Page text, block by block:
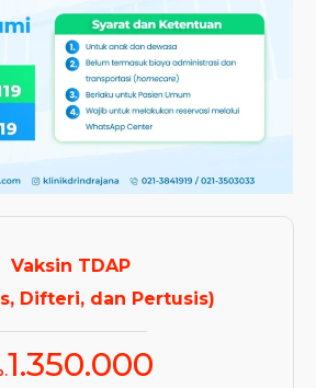
Vaksin TDAP
Difteri, dan Pertusis)
1.350.000